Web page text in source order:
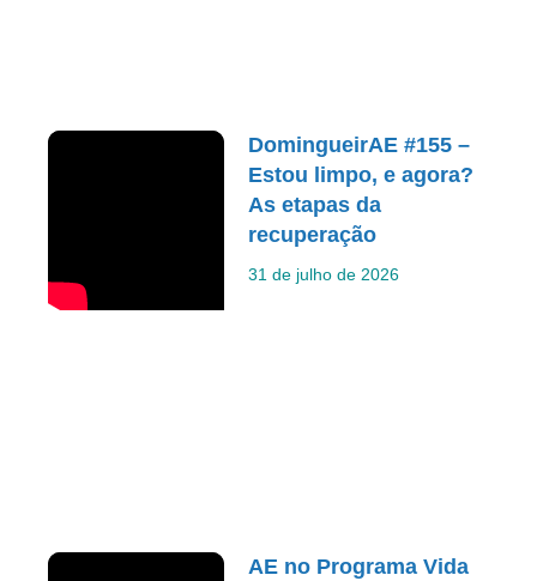
DomingueirAE #155 –
Estou limpo, e agora?
As etapas da
recuperação
31 de julho de 2026
AE no Programa Vida